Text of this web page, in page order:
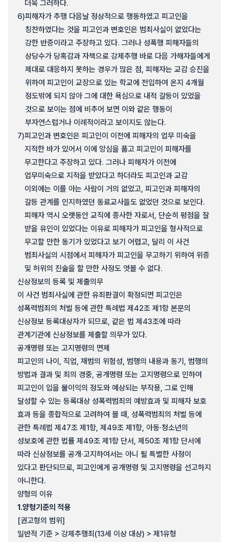
더욱 그러하다.
6)피해자가 추행 다음날 정상적으로 행동하였고 피고인을
칭찬하였다는 것을 피고인과 변호인은 범죄사실이 없었다는
강한 반증이라고 주장하고 있다. 그러나 성폭행 피해자들의
상당수가 당혹감과 자책으로 강제추행 바로 다음 가해자들에게
제대로 대응하지 못하는 경우가 많은 점, 피해자는 교감 승진을
위하여 피고인이 교장으로 있는 학교에 전입하여 온지 4개월
정도밖에 되지 않아 그에 대한 욕심으로 내적 갈등이 있었을
것으로 보이는 점에 비추어 보면 이와 같은 행동이
부자연스럽거나 이례적이라고 보이지도 않는다.
7)피고인과 변호인은 피고인이 이전에 피해자의 업무 미숙을
지적한 바가 있어서 이에 앙심을 품고 피고인이 피해자를
무고한다고 주장하고 있다. 그러나 피해자가 이전에
업무미숙으로 지적을 받았다고 하더라도 피고인과 교감
이외에는 이를 아는 사람이 거의 없었고, 피고인과 피해자의
갈등 관계를 인지하였던 동료교사들도 없었던 것으로 보인다.
피해자 역시 오랫동안 교직에 종사한 자로서, 단순히 평점을 잘
받을 유인이 있었다는 이유로 피해자가 피고인을 형사적으로
무고할 만한 동기가 있었다고 보기 어렵고, 달리 이 사건
범죄사실의 시점에서 피해자가 피고인을 무고하기 위하여 위증
및 허위의 진술을 할 만한 사정도 엿볼 수 없다.
신상정보의 등록 및 제출의무
이 사건 범죄사실에 관한 유죄판결이 확정되면 피고인은
성폭력범죄의 처벌 등에 관한 특례법 제42조 제1항 본문의
신상정보 등록대상자가 되므로, 같은 법 제43조에 따라
관계기관에 신상정보를 제출할 의무가 있다.
공개명령 또는 고지명령의 면제
피고인의 나이, 직업, 재범의 위험성, 범행의 내용과 동기, 범행의
방법과 결과 및 죄의 경중, 공개명령 또는 고지명령으로 인하여
피고인이 입을 불이익의 정도와 예상되는 부작용, 그로 인해
달성할 수 있는 등록대상 성폭력범죄의 예방효과 및 피해자 보호
효과 등을 종합적으로 고려하여 볼 때, 성폭력범죄의 처벌 등에
관한 특례법 제47조 제1항, 제49조 제1항, 아동·청소년의
성보호에 관한 법률 제49조 제1항 단서, 제50조 제1항 단서에
따라 신상정보를 공개·고지하여서는 아니 될 특별한 사정이
있다고 판단되므로, 피고인에게 공개명령 및 고지명령을 선고하지
아니한다.
양형의 이유
1.양형기준의 적용
[권고형의 범위]
일반적 기준 > 강제추행죄(13세 이상 대상) > 제1유형